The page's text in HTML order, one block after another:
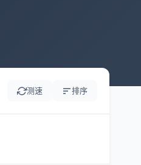
测速 排序